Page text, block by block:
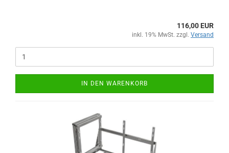
116,00 EUR
inkl. 19% MwSt. zzgl. Versand
IN DEN WARENKORB